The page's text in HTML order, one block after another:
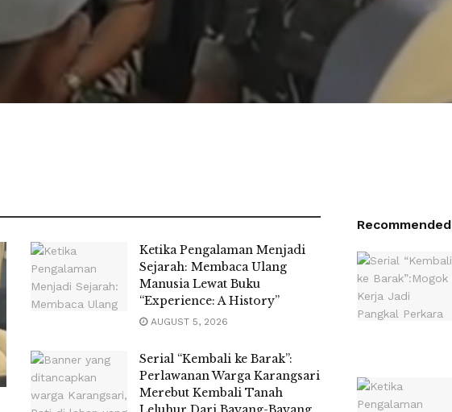
Ketika Pengalaman Menjadi
Sejarah: Membaca Ulang
Manusia Lewat Buku
“Experience: A History”
AUGUST 5, 2026
Serial “Kembali ke Barak”:
Perlawanan Warga Karangsari
Merebut Kembali Tanah
Recommended